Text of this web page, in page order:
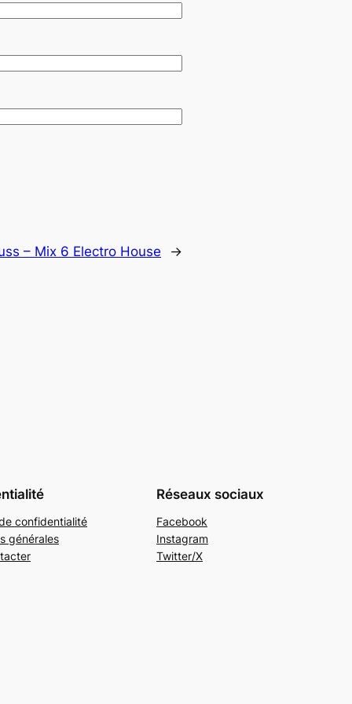
– Mix 6 Electro House →
confidentialité
générales
Réseaux sociaux
Facebook
Instagram
Twitter/X